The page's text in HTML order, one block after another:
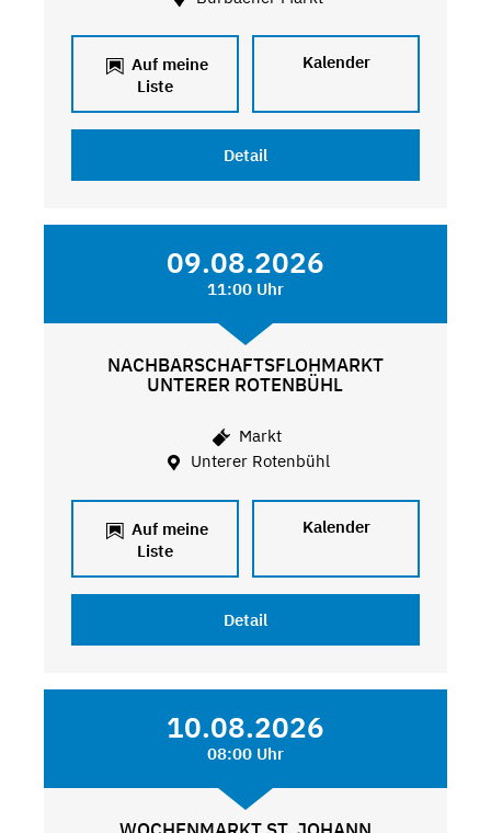
Auf meine
Liste
Kalender
Detail
09.08.2026
11:00 Uhr
NACHBARSCHAFTSFLOHMARKT
UNTERER ROTENBÜHL
Markt
Unterer Rotenbühl
Auf meine
Liste
Kalender
Detail
10.08.2026
08:00 Uhr